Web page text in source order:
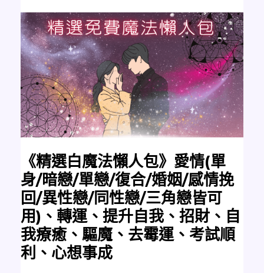
《精選白魔法懶人包》愛情(單
身/暗戀/單戀/復合/婚姻/感情挽
回/異性戀/同性戀/三角戀皆可
用)、轉運、提升自我、招財、自
我療癒、驅魔、去霉運、考試順
利、心想事成
《精
選
白
魔
法
懶
人
包》
愛
情
(單
身/
暗
戀/
單
戀/
合/
婚
姻/
感
情
挽
回/
異
性
戀/
同
性
戀/